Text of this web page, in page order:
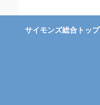
サイモンズ総合トップ